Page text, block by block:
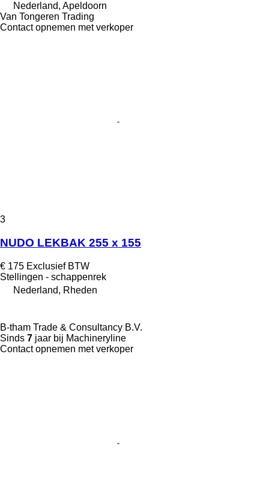
Nederland, Apeldoorn
Van Tongeren Trading
Contact opnemen met verkoper
3
NUDO LEKBAK 255 x 155
€ 175 Exclusief BTW
Stellingen - schappenrek
Nederland, Rheden
B-tham Trade & Consultancy B.V.
Sinds 7 jaar bij Machineryline
Contact opnemen met verkoper